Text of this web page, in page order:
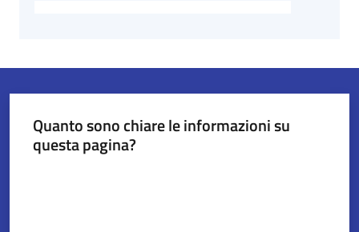
Quanto sono chiare le informazioni su
questa pagina?